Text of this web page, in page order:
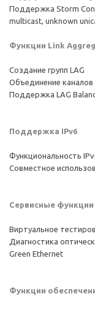
Поддержка Storm
multicast, unknown
Функции Link
Создание групп LAG
Объединение каналов
Поддержка LAG
Поддержка IPv6
Функциональность
Совместное
Сервисные функции
Виртуальное
Диагностика
Green Ethernet
Функции